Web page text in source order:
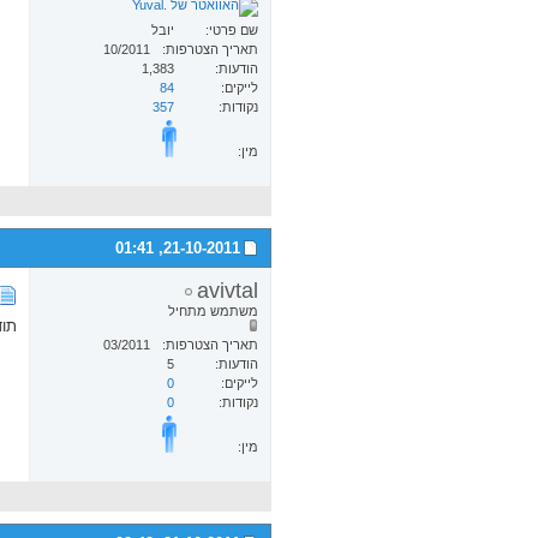
שם פרטי
יובל
תאריך הצטרפות
10/2011
הודעות
1,383
לייקים
84
נקודות
357
מין:
21-10-2011,
01:41
avivtal
משתמש מתחיל
תאריך הצטרפות
03/2011
הודעות
5
לייקים
0
נקודות
0
מין: